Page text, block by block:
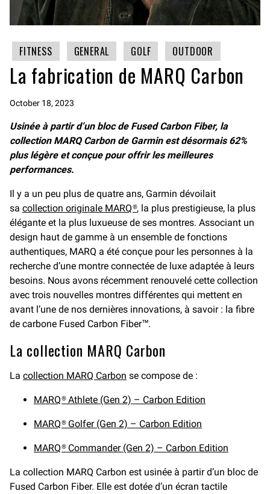
FITNESS GENERAL GOLF OUTDOOR
La fabrication de MARQ Carbon
October 18, 2023
Usinée à partir d’un bloc de Fused Carbon Fiber, la
collection MARQ Carbon de Garmin est désormais 62%
plus légère et conçue pour offrir les meilleures
performances.
Il y a un peu plus de quatre ans, Garmin dévoilait
sa collection originale MARQ®, la plus prestigieuse, la plus
élégante et la plus luxueuse de ses montres. Associant un
design haut de gamme à un ensemble de fonctions
authentiques, MARQ a été conçue pour les personnes à la
recherche d’une montre connectée de luxe adaptée à leurs
besoins. Nous avons récemment renouvelé cette collection
avec trois nouvelles montres différentes qui mettent en
avant l’une de nos dernières innovations, à savoir : la fibre
de carbone Fused Carbon Fiber™.
La collection MARQ Carbon
La collection MARQ Carbon se compose de :
MARQ® Athlete (Gen 2) – Carbon Edition
MARQ® Golfer (Gen 2) – Carbon Edition
MARQ® Commander (Gen 2) – Carbon Edition
La collection MARQ Carbon est usinée à partir d’un bloc de
Fused Carbon Fiber. Elle est dotée d’un écran tactile